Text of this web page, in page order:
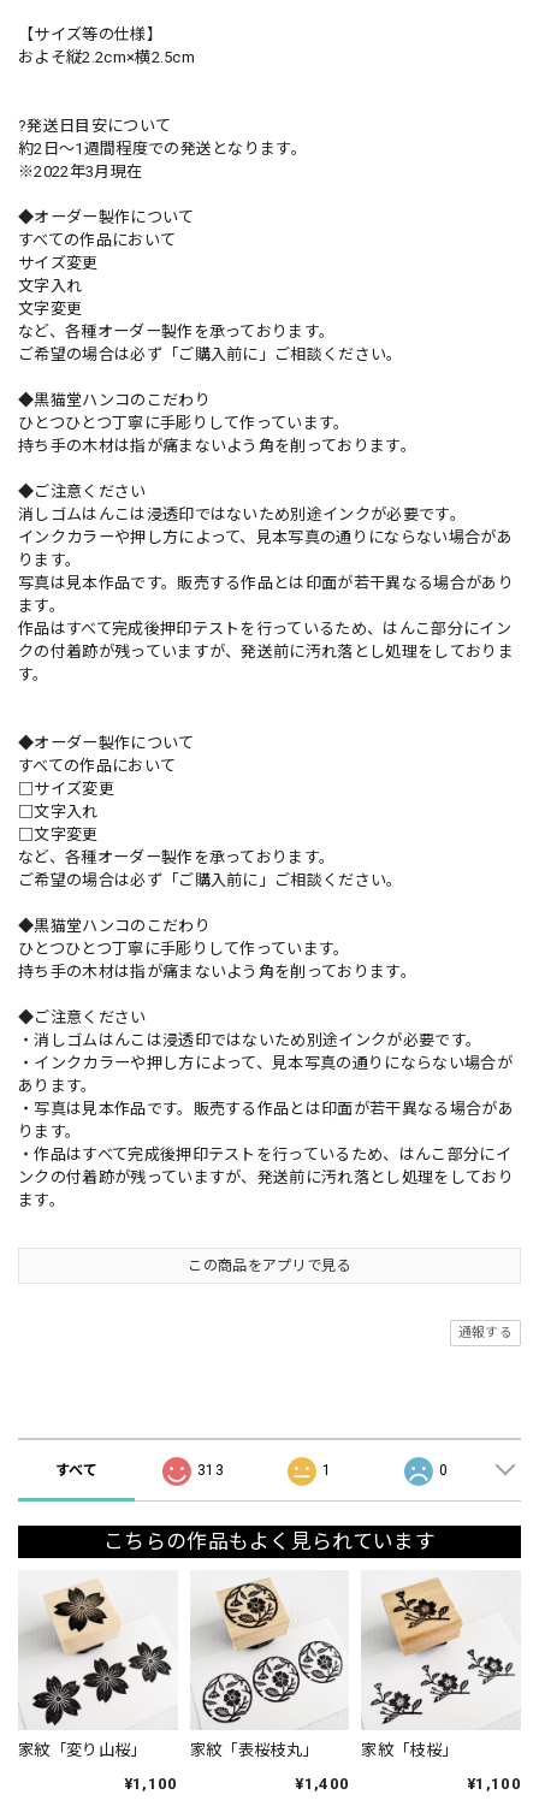
【サイズ等の仕様】
およそ縦2.2cm×横2.5cm
?発送日目安について
約2日〜1週間程度での発送となります。
※2022年3月現在
◆オーダー製作について
すべての作品において
サイズ変更
文字入れ
文字変更
など、各種オーダー製作を承っております。
ご希望の場合は必ず「ご購入前に」ご相談ください。
◆黒猫堂ハンコのこだわり
ひとつひとつ丁寧に手彫りして作っています。
持ち手の木材は指が痛まないよう角を削っております。
◆ご注意ください
消しゴムはんこは浸透印ではないため別途インクが必要です。
インクカラーや押し方によって、見本写真の通りにならない場合があ
ります。
写真は見本作品です。販売する作品とは印面が若干異なる場合があり
ます。
作品はすべて完成後押印テストを行っているため、はんこ部分にイン
クの付着跡が残っていますが、発送前に汚れ落とし処理をしておりま
す。
◆オーダー製作について
すべての作品において
□サイズ変更
□文字入れ
□文字変更
など、各種オーダー製作を承っております。
ご希望の場合は必ず「ご購入前に」ご相談ください。
◆黒猫堂ハンコのこだわり
ひとつひとつ丁寧に手彫りして作っています。
持ち手の木材は指が痛まないよう角を削っております。
◆ご注意ください
・消しゴムはんこは浸透印ではないため別途インクが必要です。
・インクカラーや押し方によって、見本写真の通りにならない場合が
あります。
・写真は見本作品です。販売する作品とは印面が若干異なる場合があ
ります。
・作品はすべて完成後押印テストを行っているため、はんこ部分にイ
ンクの付着跡が残っていますが、発送前に汚れ落とし処理をしており
ます。
この商品をアプリで見る
通報する
すべて 313 1 0
こちらの作品もよく見られています
家紋「変り山桜」
¥1,100
家紋「表桜枝丸」
¥1,400
家紋「枝桜」
¥1,100